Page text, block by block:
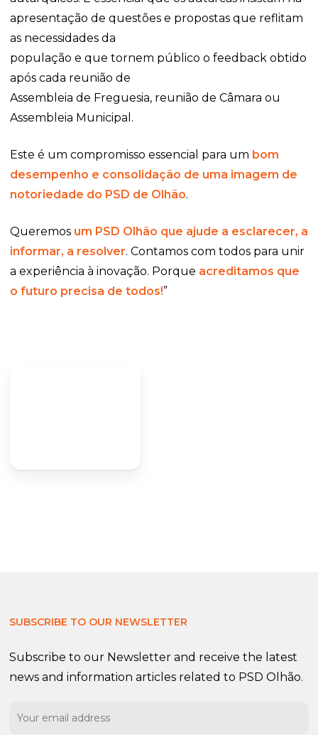
apresentação de questões e propostas que reflitam
as necessidades da
população e que tornem público o feedback obtido
após cada reunião de
Assembleia de Freguesia, reunião de Câmara ou
Assembleia Municipal.
Este é um compromisso essencial para um bom
desempenho e consolidação de uma imagem de
notoriedade do PSD de Olhão.
Queremos um PSD Olhão que ajude a esclarecer, a
informar, a resolver. Contamos com todos para unir
a experiência à inovação. Porque acreditamos que
o futuro precisa de todos!”
SUBSCRIBE TO OUR NEWSLETTER
Subscribe to our Newsletter and receive the latest
news and information articles related to PSD Olhão.